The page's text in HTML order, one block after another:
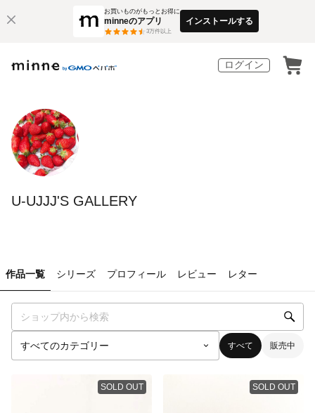
お買いものがもっとお得に
minneのアプリ
3万件以上
インストールする
ログイン
U-UJJJ'S GALLERY
作品一覧 シリーズ プロフィール レビュー レター
すべて 販売中
SOLD OUT SOLD OUT